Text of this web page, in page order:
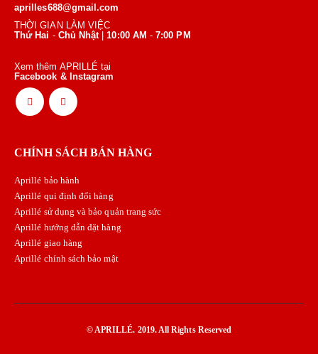
aprilles688@gmail.com
THỜI GIAN LÀM VIỆC
Thứ Hai -Chủ Nhật |10:00 AM - 7:00 PM
Xem thêm APRILLÉ tại
Facebook & Instagram
CHÍNH SÁCH BÁN HÀNG
Aprillé bảo hành
Aprillé qui định đổi hàng
Aprillé sử dụng và bảo quản trang sức
Aprillé hướng dẫn đặt hàng
Aprillé giao hàng
Aprillé chính sách bảo mật
© APRILLÉ. 2019. All Rights Reserved